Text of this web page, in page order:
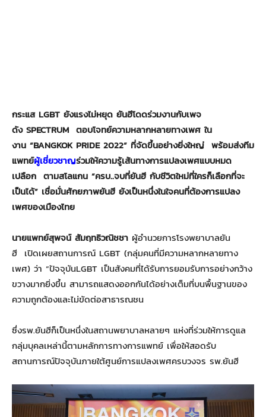
กระแส LGBT ยังแรงไม่หยุด ยันฮีโดดร่วมงานกับเพจ
ดัง SPECTRUM ตอบโจทย์ความหลากหลายทางเพศ ใน
งาน “BANGKOK PRIDE 2022” ที่จัดขึ้นอย่างยิ่งใหญ่ พร้อมส่งทีม
แพทย์ผู้เชี่ยวชาญร่วมให้ความรู้เส้นทางการแปลงเพศแบบหมด
เปลือก ตามสโลแกน “ครบ..จบที่ยันฮี กับชีวิตใหม่ที่ใครก็เลือกที่จะ
เป็นได้” เชื่อมั่นศักยภาพยันฮี ยังเป็นหนึ่งในใจคนที่ต้องการแปลง
เพศของเมืองไทย
นายแพทย์สุพจน์ สัมฤทธิวณิชชา ผู้อำนวยการโรงพยาบาลยัน
ฮี เปิดเผยสถานการณ์ LGBT (กลุ่มคนที่มีความหลากหลายทาง
เพศ) ว่า “ปัจจุบันLGBT เป็นสังคมที่ได้รับการยอมรับการอย่างกว้าง
ขวางมากยิ่งขึ้น สามารถแสดงออกกันได้อย่างเต็มที่บนพื้นฐานของ
ความถูกต้องและไม่ขัดต่อสาธารณชน
ซึ่งรพ.ยันฮีก็เป็นหนึ่งในสถานพยาบาลหลายๆ แห่งที่ร่วมให้การดูแล
กลุ่มบุคลเหล่านี้ตามหลักการทางการแพทย์ เพื่อให้สอดรับ
สถานการณ์ปัจจุบันภายใต้ศูนย์การแปลงเพศครบวงจร รพ.ยันฮี